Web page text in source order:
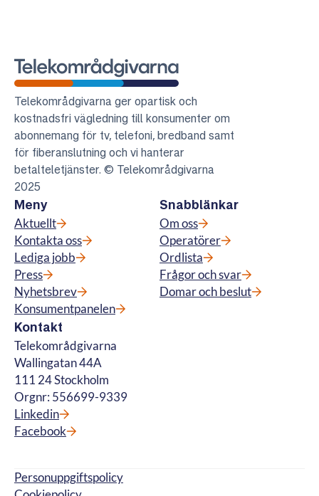
Telekområdgivarna
Telekområdgivarna ger opartisk och
kostnadsfri vägledning till konsumenter om
abonnemang för tv, telefoni, bredband samt
för fiberanslutning och vi hanterar
betalteletjänster. © Telekområdgivarna
2025
Meny
Aktuellt
Kontakta oss
Lediga jobb
Press
Nyhetsbrev
Konsumentpanelen
Snabblänkar
Om oss
Operatörer
Ordlista
Frågor och svar
Domar och beslut
Kontakt
Telekområdgivarna
Wallingatan 44A
111 24 Stockholm
Orgnr: 556699-9339
Linkedin
Facebook
Personuppgiftspolicy